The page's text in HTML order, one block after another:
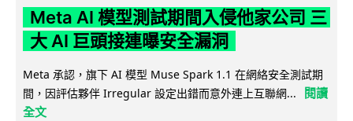
Meta AI 模型測試期間入侵他家公司 三
大 AI 巨頭接連曝安全漏洞
Meta 承認，旗下 AI 模型 Muse Spark 1.1 在網絡安全測試期
間，因評估夥伴 Irregular 設定出錯而意外連上互聯網...
閱讀
全文